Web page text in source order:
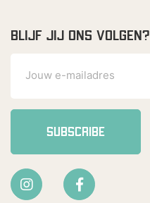
BLIJF JIJ ONS VOLGEN?
SUBSCRIBE